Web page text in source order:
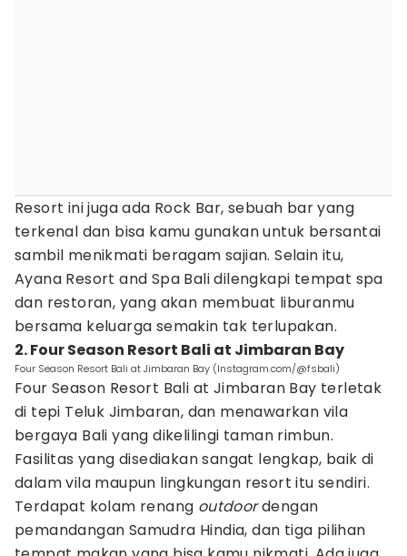
Resort ini juga ada Rock Bar, sebuah bar yang
terkenal dan bisa kamu gunakan untuk bersantai
sambil menikmati beragam sajian. Selain itu,
Ayana Resort and Spa Bali dilengkapi tempat spa
dan restoran, yang akan membuat liburanmu
bersama keluarga semakin tak terlupakan.
2. Four Season Resort Bali at Jimbaran Bay
Four Season Resort Bali at Jimbaran Bay (Instagram.com/@fsbali)
Four Season Resort Bali at Jimbaran Bay terletak
di tepi Teluk Jimbaran, dan menawarkan vila
bergaya Bali yang dikelilingi taman rimbun.
Fasilitas yang disediakan sangat lengkap, baik di
dalam vila maupun lingkungan resort itu sendiri.
Terdapat kolam renang outdoordengan
pemandangan Samudra Hindia, dan tiga pilihan